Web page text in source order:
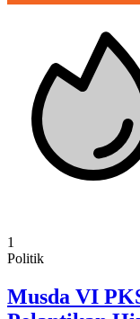
1
Politik
Musda VI